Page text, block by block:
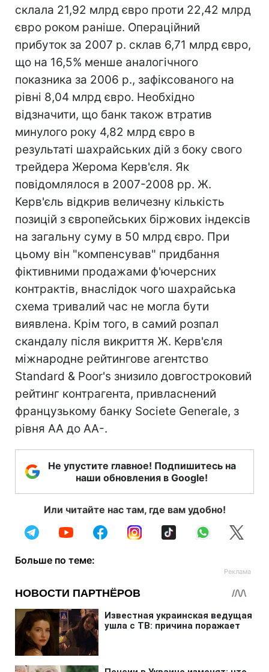
склала 21,92 млрд євро проти 22,42 млрд
євро роком раніше. Операційний
прибуток за 2007 р. склав 6,71 млрд євро,
що на 16,5% менше аналогічного
показника за 2006 р., зафіксованого на
рівні 8,04 млрд євро. Необхідно
відзначити, що банк також втратив
минулого року 4,82 млрд євро в
результаті шахрайських дій з боку свого
трейдера Жерома Керв'єля. Як
повідомлялося в 2007-2008 рр. Ж.
Керв'єль відкрив величезну кількість
позицій з європейських біржових індексів
на загальну суму в 50 млрд євро. При
цьому він "компенсував" придбання
фіктивними продажами ф'ючерсних
контрактів, внаслідок чого шахрайська
схема тривалий час не могла бути
виявлена. Крім того, в самий розпал
скандалу після викриття Ж. Керв'єля
міжнародне рейтингове агентство
Standard & Poor's знизило довгостроковий
рейтинг контрагента, привласнений
французькому банку Societe Generale, з
рівня AA до AA-.
Не упустите главное! Подпишитесь на
наши обновления в Google!
Или читайте нас там, где вам удобно!
Больше по теме: